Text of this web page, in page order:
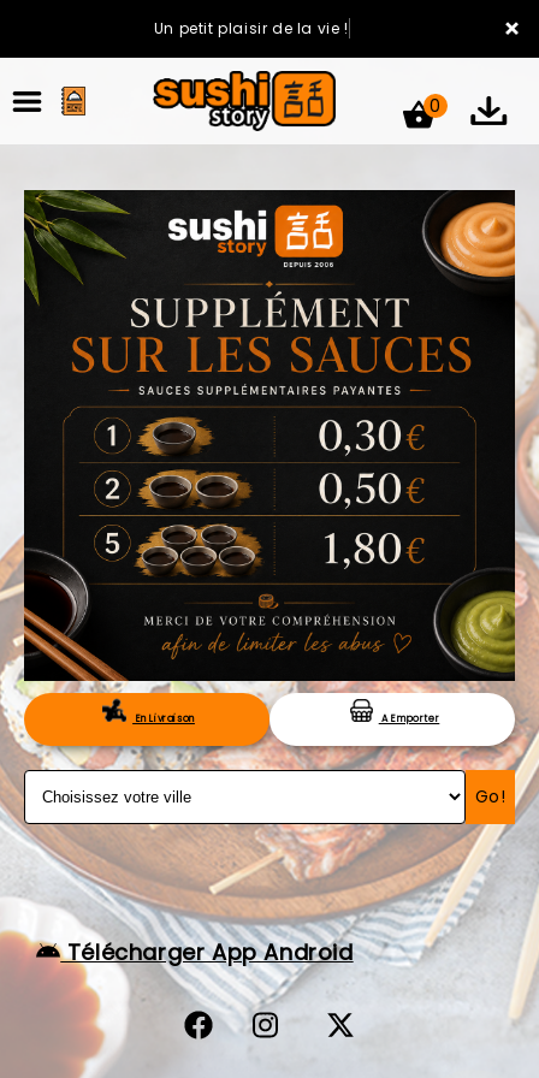
×
Un petit plaisir de la vie !
ACCUEIL
LA CARTE
VOTRE COMPTE
NOTRE RESTAURANT
VOS AVIS
MENTIONS LÉGALES
C.G.V
RÉSERVATION
0
En Livraison A Emporter
Go!
Télécharger App Android